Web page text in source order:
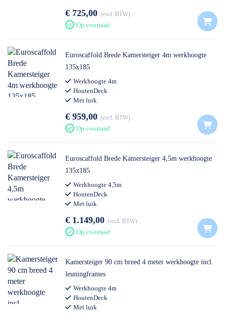
€ 725,00 excl. BTW
Op voorraad
Euroscaffold Brede Kamersteiger 4m werkhoogte
135x185
Werkhoogte 4m
HoutenDeck
Met luik
€ 959,00 excl. BTW
Op voorraad
Euroscaffold Brede Kamersteiger 4,5m werkhoogte
135x185
Werkhoogte 4,5m
HoutenDeck
Met luik
€ 1.149,00 excl. BTW
Op voorraad
Kamersteiger 90 cm breed 4 meter werkhoogte incl.
leuningframes
Werkhoogte 4m
HoutenDeck
Met luik